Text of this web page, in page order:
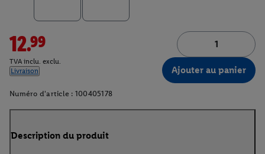
12.99
TVA inclu. exclu.
Livraison
Ajouter au panier
Numéro d'article : 100405178
Description du produit